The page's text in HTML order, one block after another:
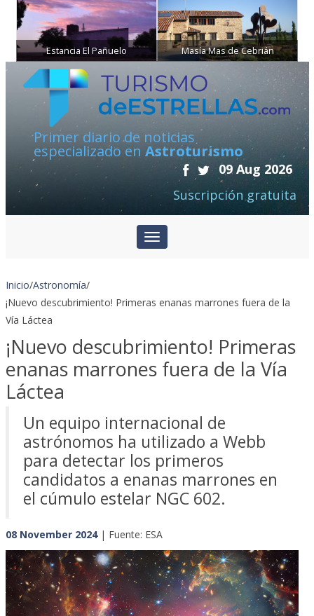
Estancia El Pañuelo Masía Mas de Cebrián
Primer diario de noticias
especializado en Astroturismo
09 Aug 2026
Suscripción gratuita
Inicio/Astronomía/
¡Nuevo descubrimiento! Primeras enanas marrones fuera de la
Vía Láctea
¡Nuevo descubrimiento! Primeras
enanas marrones fuera de la Vía
Láctea
Un equipo internacional de
astrónomos ha utilizado a Webb
para detectar los primeros
candidatos a enanas marrones en
el cúmulo estelar NGC 602.
08 November 2024| Fuente: ESA
Previous Next